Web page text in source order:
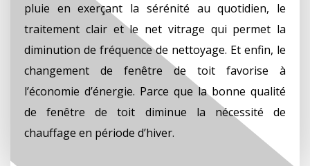
pluie en exerçant la sérénité au quotidien, le
traitement clair et le net vitrage qui permet la
diminution de fréquence de nettoyage. Et enfin, le
changement de fenêtre de toit favorise à
l’économie d’énergie. Parce que la bonne qualité
de fenêtre de toit diminue la nécessité de
chauffage en période d’hiver.